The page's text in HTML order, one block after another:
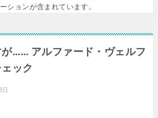
ションが含まれています。
…… アルファード・ヴェルフ
ック